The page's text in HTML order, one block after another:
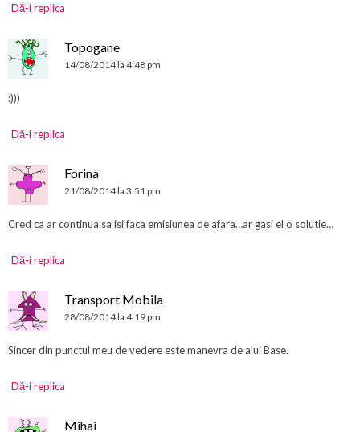
Dă-i replica
Topogane
14/08/2014 la 4:48 pm
:)))
Dă-i replica
Forina
21/08/2014 la 3:51 pm
Cred ca ar continua sa isi faca emisiunea de afara…ar gasi el o solutie…
Dă-i replica
Transport Mobila
28/08/2014 la 4:19 pm
Sincer din punctul meu de vedere este manevra de alui Base.
Dă-i replica
Mihai